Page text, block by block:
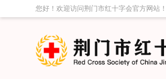
您好！欢迎访问荆门市红十字会官方网站！